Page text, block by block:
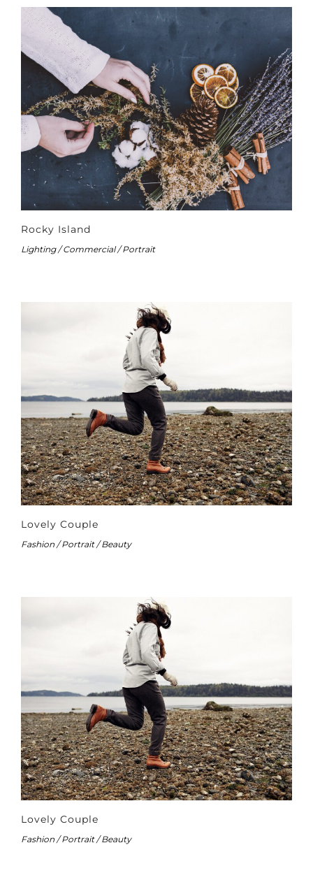
Rocky Island
Lighting / Commercial / Portrait
Lovely Couple
Fashion / Portrait / Beauty
Lovely Couple
Fashion / Portrait / Beauty